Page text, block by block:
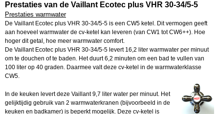
Prestaties van de Vaillant Ecotec plus VHR 30-34/5-5
Prestaties warmwater
De Vaillant Ecotec plus VHR 30-34/5-5 is een CW5 ketel. Dit vermogen geeft
aan hoeveel warmwater de cv-ketel kan leveren (van CW1 tot CW6++). Hoe
hoger dit getal, hoe meer warmwater comfort.
De Vaillant Ecotec plus VHR 30-34/5-5 levert 16,2 liter warmwater per minuut
om te douchen of te baden. Het duurt 6,2 minuten om een bad te vullen van
100 liter op 40 graden. Daarmee valt deze cv-ketel in de warmwaterklasse
CW5.
In de keuken levert deze Vaillant 9,7 liter water per minuut. Het
gelijktijdig gebruik van 2 warmwaterkranen (bijvoorbeeld in de
keuken en badkamer) is beperkt mogelijk. Deze cv-ketel is